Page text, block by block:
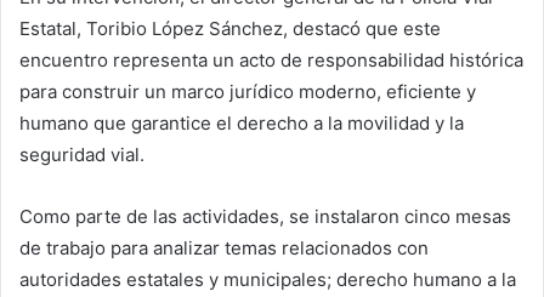
Estatal, Toribio López Sánchez, destacó que este
encuentro representa un acto de responsabilidad histórica
para construir un marco jurídico moderno, eficiente y
humano que garantice el derecho a la movilidad y la
seguridad vial.
Como parte de las actividades, se instalaron cinco mesas
de trabajo para analizar temas relacionados con
autoridades estatales y municipales; derecho humano a la